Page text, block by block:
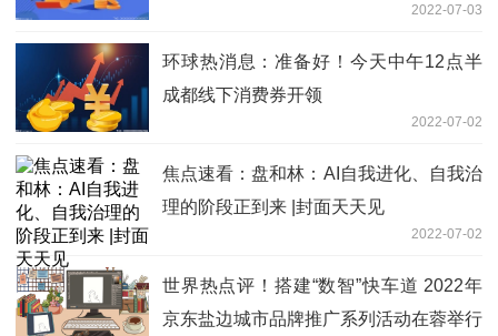
2022-07-03
环球热消息：准备好！今天中午12点半
成都线下消费券开领
2022-07-02
焦点速看：盘和林：AI自我进化、自我治
理的阶段正到来 |封面天天见
2022-07-02
世界热点评！搭建“数智”快车道 2022年
京东盐边城市品牌推广系列活动在蓉举行